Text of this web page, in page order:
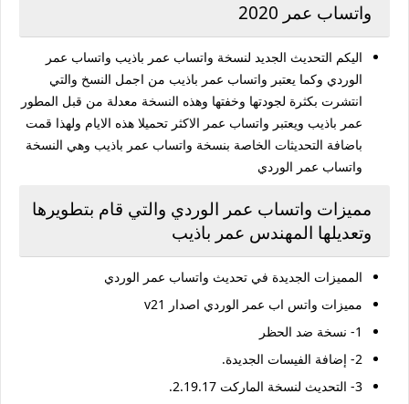
واتساب عمر 2020
اليكم التحديث الجديد لنسخة واتساب عمر باذيب واتساب عمر
الوردي وكما يعتبر واتساب عمر باذيب من اجمل النسخ والتي
انتشرت بكثرة لجودتها وخفتها وهذه النسخة معدلة من قبل المطور
عمر باذيب ويعتبر واتساب عمر الاكثر تحميلا هذه الايام ولهذا قمت
باضافة التحديثات الخاصة بنسخة واتساب عمر باذيب وهي النسخة
واتساب عمر الوردي
مميزات واتساب عمر الوردي والتي قام بتطويرها
وتعديلها المهندس عمر باذيب
المميزات الجديدة في تحديث واتساب عمر الوردي
مميزات واتس اب عمر الوردي اصدار v21
1- نسخة ضد الحظر
2- إضافة الفيسات الجديدة.
3- التحديث لنسخة الماركت 2.19.17.